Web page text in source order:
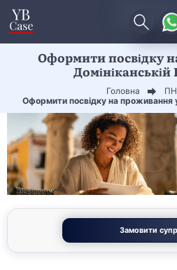
Оформити посвідку
Домініканській
Головна
Оформити посвідку на проживання у
Замовити